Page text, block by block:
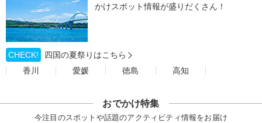
かけスポット情報が盛りだくさん！
CHECK!
四国の夏祭りはこちら
香川
愛媛 徳島 高知
おでかけ特集
今注目のスポットや話題のアクティビティ情報をお届け